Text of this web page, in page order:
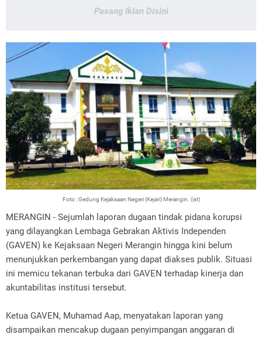
Pasang Iklan Disini
Foto : Gedung Kejaksaan Negeri (Kejari) Merangin. (ist)
MERANGIN - Sejumlah laporan dugaan tindak pidana korupsi
yang dilayangkan Lembaga Gebrakan Aktivis Independen
(GAVEN) ke Kejaksaan Negeri Merangin hingga kini belum
menunjukkan perkembangan yang dapat diakses publik. Situasi
ini memicu tekanan terbuka dari GAVEN terhadap kinerja dan
akuntabilitas institusi tersebut.
Ketua GAVEN, Muhamad Aap, menyatakan laporan yang
disampaikan mencakup dugaan penyimpangan anggaran di